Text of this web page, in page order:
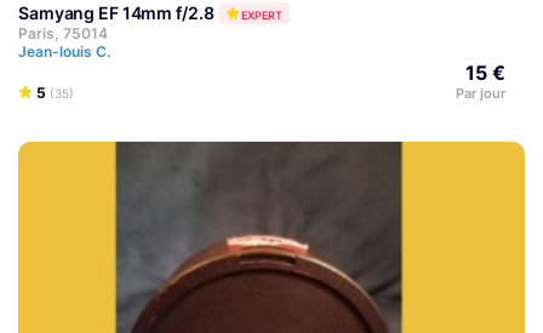
Samyang EF 14mm f/2.8 EXPERT
Paris, 75014
Jean-louis C.
5 (35)
15 €
Par jour